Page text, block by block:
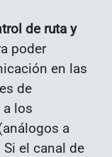
de ruta y
poder
en las
de
a los
a
Si el canal de